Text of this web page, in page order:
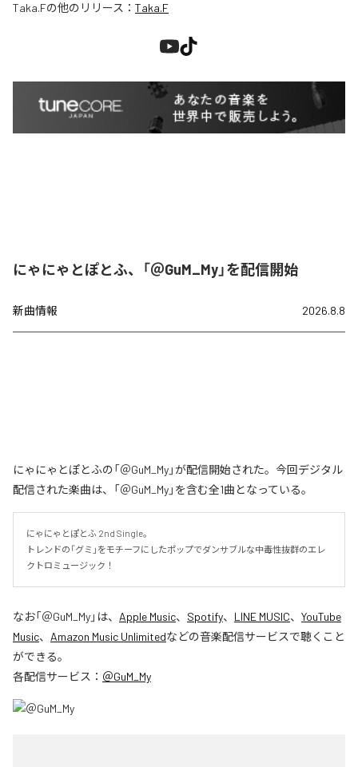
Taka.Fの他のリリース： Taka.F
にゃにゃとぽとふ、「＠GuM_My」を配信開始
新曲情報 2026.8.8
にゃにゃとぽとふの「＠GuM_My」が配信開始された。今回デジタル
配信された楽曲は、「＠GuM_My」を含む全1曲となっている。
にゃにゃとぽとふ 2nd Single。
トレンドの「グミ」をモチーフにしたポップでダンサブルな中毒性抜群のエレ
クトロミュージック！
なお「＠GuM_My」は、 Apple Music、 Spotify、 LINE MUSIC、 YouTube
Music、 Amazon Music Unlimitedなどの音楽配信サービスで聴くこと
ができる。
各配信サービス： ＠GuM_My